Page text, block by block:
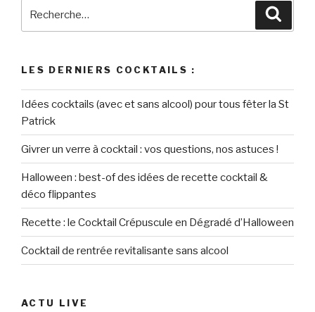
LES DERNIERS COCKTAILS :
Idées cocktails (avec et sans alcool) pour tous fêter la St
Patrick
Givrer un verre à cocktail : vos questions, nos astuces !
Halloween : best-of des idées de recette cocktail &
déco flippantes
Recette : le Cocktail Crépuscule en Dégradé d’Halloween
Cocktail de rentrée revitalisante sans alcool
ACTU LIVE